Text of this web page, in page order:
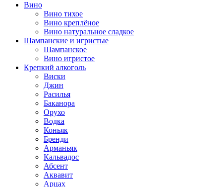
Вино
Вино тихое
Вино креплёное
Вино натуральное сладкое
Шампанские и игристые
Шампанское
Вино игристое
Крепкий алкоголь
Виски
Джин
Расилья
Баканора
Орухо
Водка
Коньяк
Бренди
Арманьяк
Кальвадос
Абсент
Аквавит
Арцах